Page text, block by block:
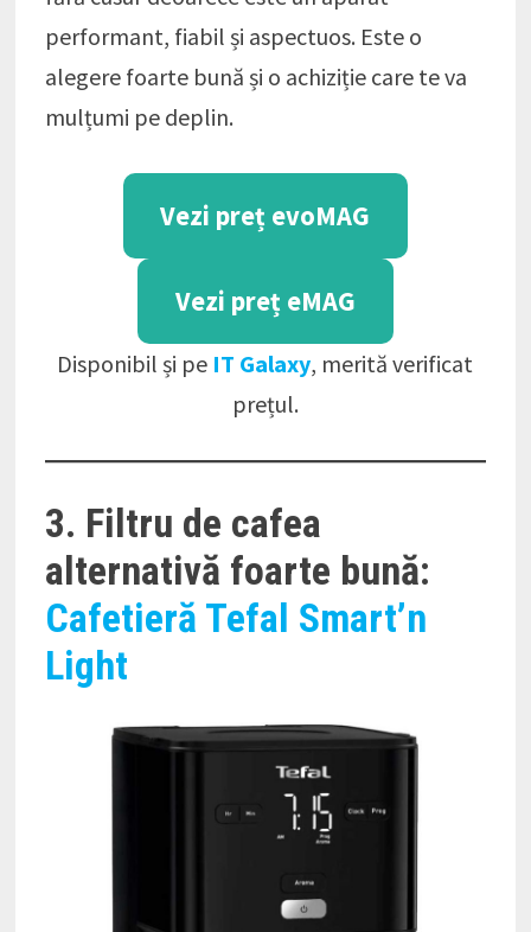
performant, fiabil și aspectuos. Este o
alegere foarte bună și o achiziție care te va
mulțumi pe deplin.
Vezi preț evoMAG
Vezi preț eMAG
Disponibil și pe IT Galaxy, merită verificat
prețul.
3. Filtru de cafea
alternativă foarte bună:
Cafetieră Tefal Smart’n
Light